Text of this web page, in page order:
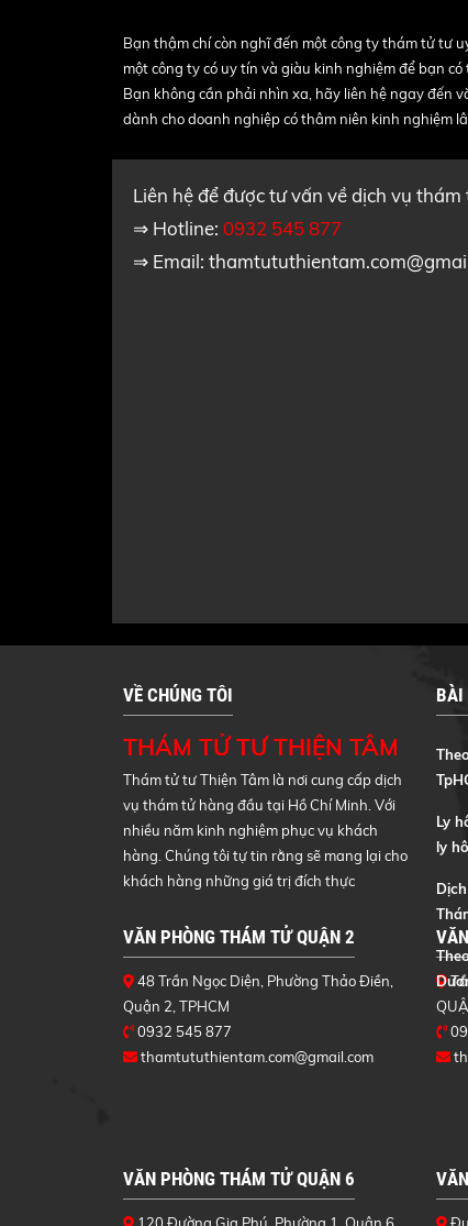
Bạn thậm chí còn nghĩ đến một công ty thám tử tư
một công ty có uy tín và giàu kinh nghiệm để bạn
Bạn không cần phải nhìn xa, hãy liên hệ ngay đến
dành cho doanh nghiệp có thâm niên kinh nghiệm
Liên hệ để được tư vấn về dịch vụ thám
⇒ Hotline: 0932 545 877
⇒ Email:
VỀ CHÚNG TÔI
THÁM TỬ TƯ THIỆN TÂM
Thám tử tư Thiện Tâm là nơi cung cấp dịch
vụ thám tử hàng đầu tại Hồ Chí Minh. Với
nhiều năm kinh nghiệm phục vụ khách
hàng. Chúng tôi tự tin rằng sẽ mang lại cho
khách hàng những giá trị đích thực
BÀI
Ly
ly
VĂN PHÒNG THÁM TỬ QUẬN 2
48 Trần Ngọc Diện, Phường Thảo Điền,
Quận 2, TPHCM
0932 545 877
thamtututhientam.com@gmail.com
VĂN PHÒNG THÁM TỬ QUẬN 6